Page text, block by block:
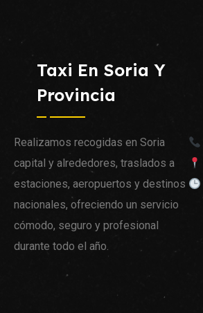
Taxi En Soria Y
Provincia
Realizamos recogidas en Soria
capital y alrededores, traslados a
estaciones, aeropuertos y destinos
nacionales, ofreciendo un servicio
cómodo, seguro y profesional
durante todo el año.